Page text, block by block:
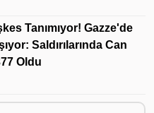
Tanımıyor! Gazze'de
Saldırılarında Can
Oldu